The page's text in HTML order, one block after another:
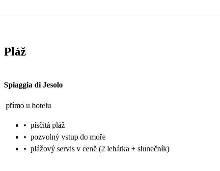
Pláž
Spiaggia di Jesolo
přímo u hotelu
• písčitá pláž
• pozvolný vstup do moře
• plážový servis v ceně (2 lehátka + slunečník)